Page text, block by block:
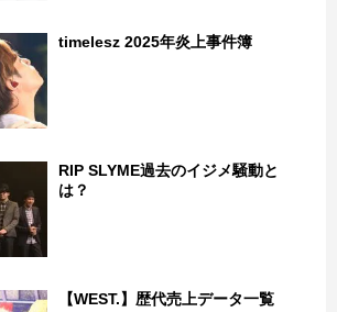
timelesz 2025年炎上事件簿
RIP SLYME過去のイジメ騒動と
は？
【WEST.】歴代売上データ一覧